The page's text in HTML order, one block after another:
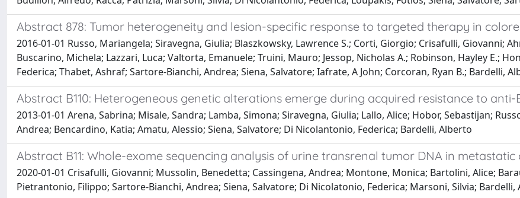
Abstract 878: Tumor heterogeneity and lesion-specific response to targeted therapy in
2016-01-01 Russo, Mariangela; Siravegna, Giulia; Blaszkowsky, Lawrence S.; Corti, Giorgio; Crisafulli, Giovanni;
Buscarino, Michela; Lazzari, Luca; Valtorta, Emanuele; Truini, Mauro; Jessop, Nicholas A.; Robinson, Hayley E.;
Federica; Thabet, Ashraf; Sartore-Bianchi, Andrea; Siena, Salvatore; Iafrate, A John; Corcoran, Ryan B.; Bardelli,
Abstract B110: Heterogeneous genetic alterations emerge during acquired resistance to
2013-01-01 Arena, Sabrina; Misale, Sandra; Lamba, Simona; Siravegna, Giulia; Lallo, Alice; Hobor, Sebastijan;
Andrea; Bencardino, Katia; Amatu, Alessio; Siena, Salvatore; Di Nicolantonio, Federica; Bardelli, Alberto
Abstract B11: Whole-exome sequencing analysis of urine transrenal tumor DNA in
2020-01-01 Crisafulli, Giovanni; Mussolin, Benedetta; Cassingena, Andrea; Montone, Monica; Bartolini, Alice;
Pietrantonio, Filippo; Sartore-Bianchi, Andrea; Siena, Salvatore; Di Nicolatonio, Federica; Marsoni, Silvia; Bardelli,